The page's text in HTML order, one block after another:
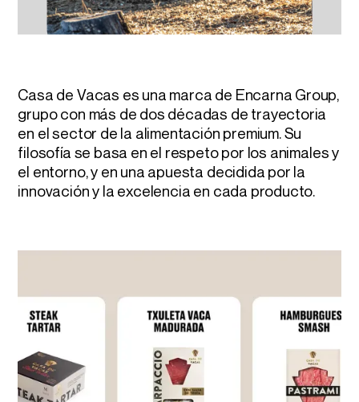
Casa de Vacas es una marca de Encarna Group,
grupo con más de dos décadas de trayectoria
en el sector de la alimentación premium. Su
filosofía se basa en el respeto por los animales y
el entorno, y en una apuesta decidida por la
innovación y la excelencia en cada producto.